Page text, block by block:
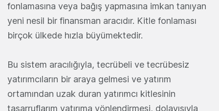
fonlamasına veya bağış yapmasına imkan tanıyan
yeni nesil bir finansman aracıdır. Kitle fonlaması
birçok ülkede hızla büyümektedir.
Bu sistem aracılığıyla, tecrübeli ve tecrübesiz
yatırımcıların bir araya gelmesi ve yatırım
ortamından uzak duran yatırımcı kitlesinin
tasarruflarım yatırıma yönlendirmesi, dolayısıyla